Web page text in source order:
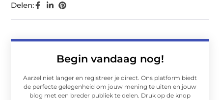
Begin vandaag nog!
Aarzel niet langer en registreer je direct. Ons platform biedt
de perfecte gelegenheid om jouw mening te uiten en jouw
blog met een breder publiek te delen. Druk op de knop
Delen: